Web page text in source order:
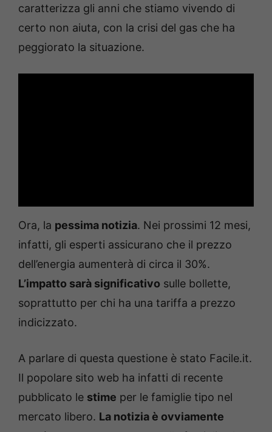
caratterizza gli anni che stiamo vivendo di
certo non aiuta, con la crisi del gas che ha
peggiorato la situazione.
Ora, la pessima notizia. Nei prossimi 12 mesi,
infatti, gli esperti assicurano che il prezzo
dell’energia aumenterà di circa il 30%.
L’impatto sarà significativo sulle bollette,
soprattutto per chi ha una tariffa a prezzo
indicizzato.
A parlare di questa questione è stato Facile.it.
Il popolare sito web ha infatti di recente
pubblicato le stime per le famiglie tipo nel
mercato libero. La notizia è ovviamente